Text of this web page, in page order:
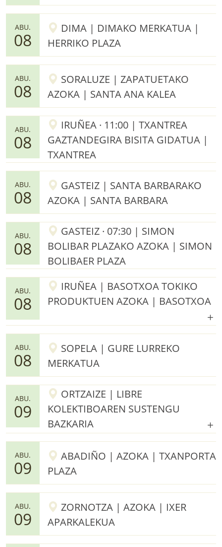
ABU.
08
DIMA | DIMAKO MERKATUA |
HERRIKO PLAZA
ABU.
08
SORALUZE | ZAPATUETAKO
AZOKA | SANTA ANA KALEA
ABU.
08
IRUÑEA · 11:00 | TXANTREA
GAZTANDEGIRA BISITA GIDATUA |
TXANTREA
ABU.
08
GASTEIZ | SANTA BARBARAKO
AZOKA | SANTA BARBARA
ABU.
08
GASTEIZ · 07:30 | SIMON
BOLIBAR PLAZAKO AZOKA | SIMON
BOLIBAER PLAZA
ABU.
08
IRUÑEA | BASOTXOA TOKIKO
PRODUKTUEN AZOKA | BASOTXOA
ABU.
08
SOPELA | GURE LURREKO
MERKATUA
ABU.
09
ORTZAIZE | LIBRE
KOLEKTIBOAREN SUSTENGU
BAZKARIA
ABU.
09
ABADIÑO | AZOKA | TXANPORTA
PLAZA
ABU.
09
ZORNOTZA | AZOKA | IXER
APARKALEKUA